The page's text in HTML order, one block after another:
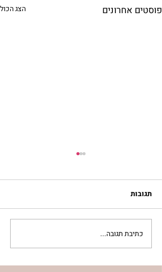
פוסטים אחרונים הצג הכול
לחיות את המסע שלי | נורית
אילון הירש
תגובות
כתיבת תגובה...